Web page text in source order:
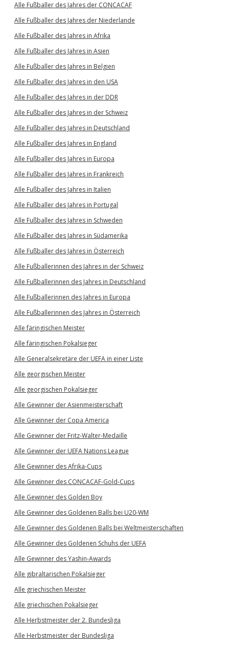
Alle Fußballer des Jahres der CONCACAF
Alle Fußballer des Jahres der Niederlande
Alle Fußballer des Jahres in Afrika
Alle Fußballer des Jahres in Asien
Alle Fußballer des Jahres in Belgien
Alle Fußballer des Jahres in den USA
Alle Fußballer des Jahres in der DDR
Alle Fußballer des Jahres in der Schweiz
Alle Fußballer des Jahres in Deutschland
Alle Fußballer des Jahres in England
Alle Fußballer des Jahres in Europa
Alle Fußballer des Jahres in Frankreich
Alle Fußballer des Jahres in Italien
Alle Fußballer des Jahres in Portugal
Alle Fußballer des Jahres in Schweden
Alle Fußballer des Jahres in Südamerika
Alle Fußballer des Jahres in Österreich
Alle Fußballerinnen des Jahres in der Schweiz
Alle Fußballerinnen des Jahres in Deutschland
Alle Fußballerinnen des Jahres in Europa
Alle Fußballerinnen des Jahres in Österreich
Alle färingischen Meister
Alle färingischen Pokalsieger
Alle Generalsekretäre der UEFA in einer Liste
Alle georgischen Meister
Alle georgischen Pokalsieger
Alle Gewinner der Asienmeisterschaft
Alle Gewinner der Copa America
Alle Gewinner der Fritz-Walter-Medaille
Alle Gewinner der UEFA Nations League
Alle Gewinner des Afrika-Cups
Alle Gewinner des CONCACAF-Gold-Cups
Alle Gewinner des Golden Boy
Alle Gewinner des Goldenen Balls bei U20-WM
Alle Gewinner des Goldenen Balls bei Weltmeisterschaften
Alle Gewinner des Goldenen Schuhs der UEFA
Alle Gewinner des Yashin-Awards
Alle gibraltarischen Pokalsieger
Alle griechischen Meister
Alle griechischen Pokalsieger
Alle Herbstmeister der 2. Bundesliga
Alle Herbstmeister der Bundesliga